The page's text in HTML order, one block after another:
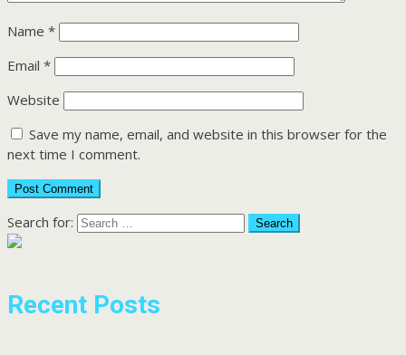
Name *
Email *
Website
Save my name, email, and website in this browser for the
next time I comment.
Search for:
Recent Posts